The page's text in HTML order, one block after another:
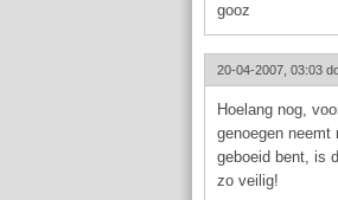
gooz
20-04-2007, 03:03
Hoelang nog,
genoegen neemt
geboeid bent, is
zo veilig!